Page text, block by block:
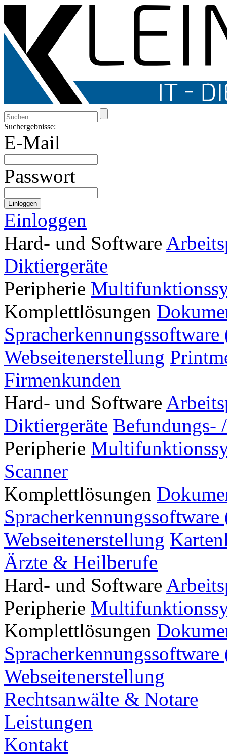
Suchergebnisse:
E-Mail
Passwort
Einloggen
Einloggen
Hard- und Software
Diktiergeräte
Peripherie
Komplettlösungen
Webseitenerstellung
Firmenkunden
Hard- und Software
Diktiergeräte Befundungs-
Peripherie
Scanner
Komplettlösungen
Webseitenerstellung
Ärzte & Heilberufe
Hard- und Software
Peripherie
Komplettlösungen
Webseitenerstellung
Rechtsanwälte & Notare
Leistungen
Kontakt